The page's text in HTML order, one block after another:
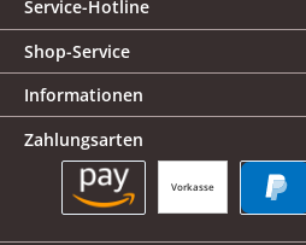
Service-Hotline
Shop-Service
Informationen
Zahlungsarten
Vorkasse